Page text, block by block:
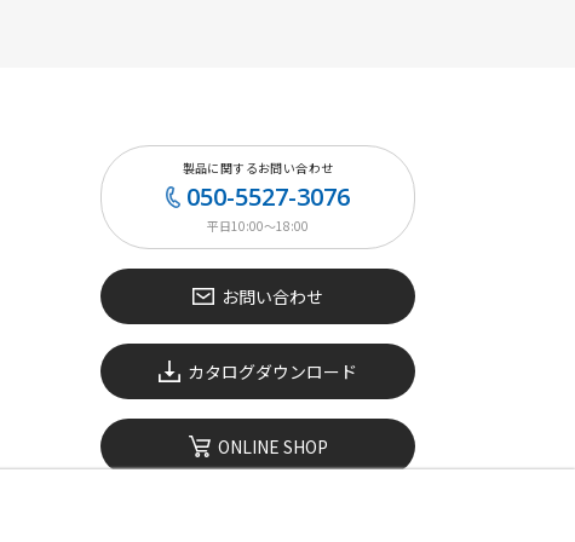
製品に関するお問い合わせ
050-5527-3076
平日10:00〜18:00
お問い合わせ
カタログダウンロード
ONLINE SHOP